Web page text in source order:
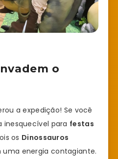
o
a expedição! Se você
inesquecível para festas
os Dinossauros
uma energia contagiante.